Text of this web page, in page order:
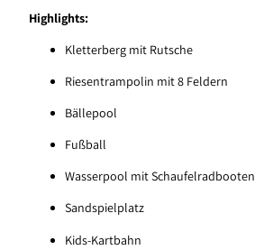
Highlights:
Kletterberg mit Rutsche
Riesentrampolin mit 8 Feldern
Bällepool
Fußball
Wasserpool mit Schaufelradbooten
Sandspielplatz
Kids-Kartbahn